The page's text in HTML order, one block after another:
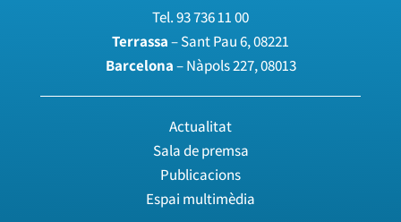
Tel.93 736 11 00
Terrassa– Sant Pau 6, 08221
Barcelona– Nàpols 227, 08013
Actualitat
Sala de premsa
Publicacions
Espai multimèdia